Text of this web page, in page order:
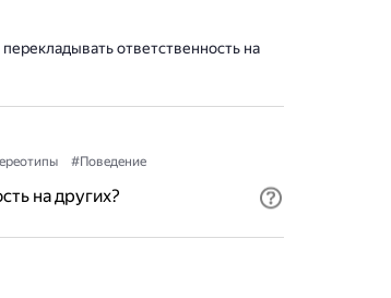
ответственность на
#Поведение
на других?